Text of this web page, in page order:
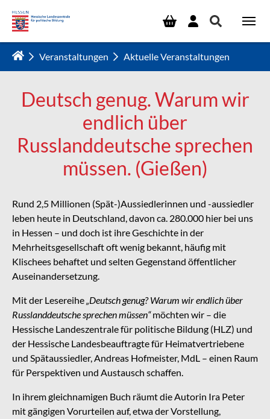
Zum Hauptinhalt springen
Veranstaltungen Aktuelle Veranstaltungen
Deutsch genug. Warum wir
endlich über
Russlanddeutsche sprechen
müssen. (Gießen)
Rund 2,5 Millionen (Spät-)Aussiedlerinnen und -aussiedler
leben heute in Deutschland, davon ca. 280.000 hier bei uns
in Hessen – und doch ist ihre Geschichte in der
Mehrheitsgesellschaft oft wenig bekannt, häufig mit
Klischees behaftet und selten Gegenstand öffentlicher
Auseinandersetzung.
Mit der Lesereihe„Deutsch genug? Warum wir endlich über
Russlanddeutsche sprechen müssen“möchten wir – die
Hessische Landeszentrale für politische Bildung (HLZ) und
der Hessische Landesbeauftragte für Heimatvertriebene
und Spätaussiedler, Andreas Hofmeister, MdL – einen Raum
für Perspektiven und Austausch schaffen.
In ihrem gleichnamigen Buch räumt die Autorin Ira Peter
mit gängigen Vorurteilen auf, etwa der Vorstellung,